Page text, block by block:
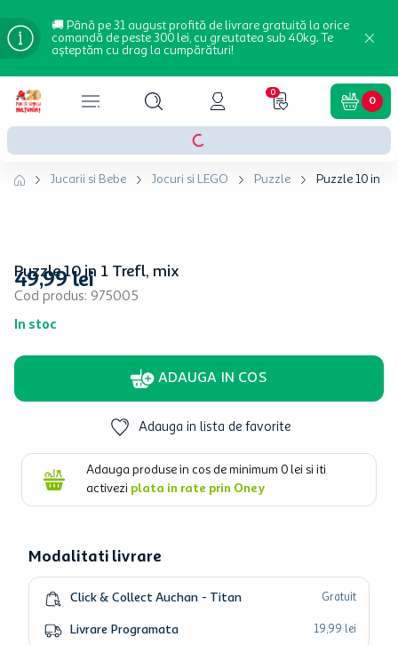
🚚 Până pe 31 august profită de livrare gratuită la orice
comandă de peste 300 lei, cu greutatea sub 40kg. Te
așteptăm cu drag la cumpărături!
0
0
Jucarii si Bebe Jocuri si LEGO Puzzle Puzzle 10 in 1
Puzzle 10 in 1 Trefl, mix
Cod produs: 975005
In stoc
49,99 lei
ADAUGA IN COS
Adauga in lista de favorite
Adauga produse in cos de minimum 0 lei si iti
activezi plata in rate prin Oney
Modalitati livrare
Click & Collect Auchan - Titan Gratuit
Livrare Programata 19,99 lei